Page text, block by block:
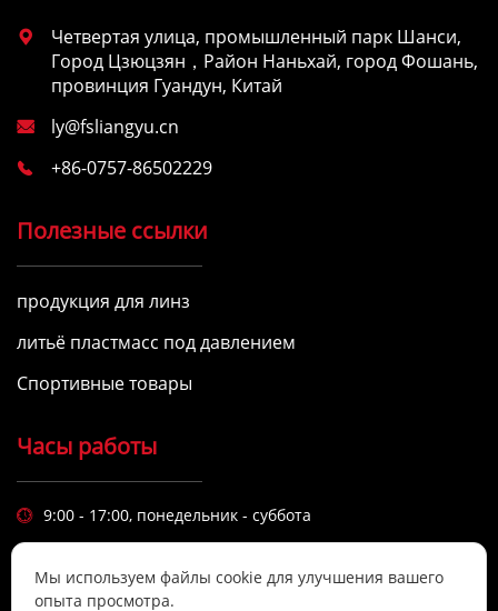

Четвертая улица, промышленный парк Шанси,
Город Цзюцзян，Район Наньхай, город Фошань,
провинция Гуандун, Китай
 ly@fsliangyu.cn
 +86-0757-86502229
Полезные ссылки
продукция для линз
литьё пластмасс под давлением
Спортивные товары
Часы работы
 9:00 - 17:00, понедельник - суббота
визитной карточкой компании.
Мы используем файлы cookie для улучшения вашего
опыта просмотра.